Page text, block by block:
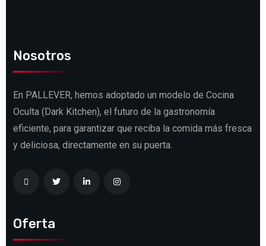
Nosotros
En PALLEVER, hemos adoptado un modelo de Cocina
Oculta (Dark Kitchen), el futuro de la gastronomía
eficiente, para garantizar que reciba la comida más fresca
y deliciosa, directamente en su puerta.
Oferta